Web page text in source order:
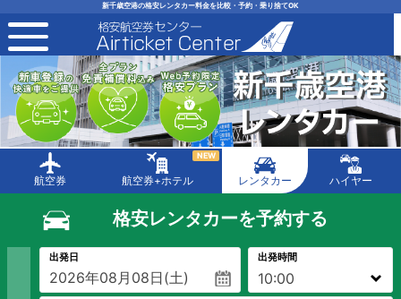
新千歳空港の格安レンタカー料金を比較・予約・乗り捨てOK
toggle navigation
航空券 航空券+ホテル
NEW
レンタカー ハイヤー
格安レンタカーを予約する
出発日 出発時間